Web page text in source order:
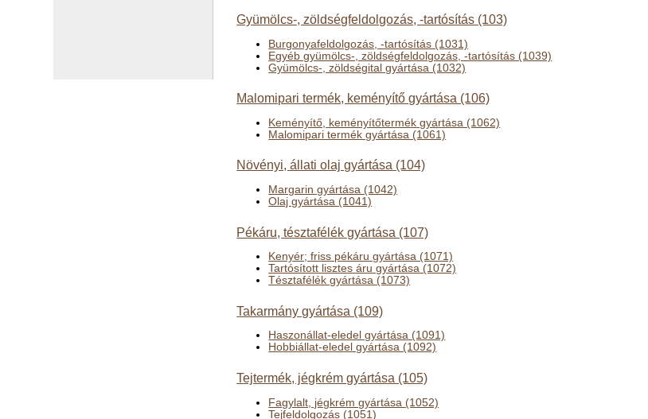
Gyümölcs-, zöldségfeldolgozás, -tartósítás (103)
Burgonyafeldolgozás, -tartósítás (1031)
Egyéb gyümölcs-, zöldségfeldolgozás, -tartósítás (1039)
Gyümölcs-, zöldségital gyártása (1032)
Malomipari termék, keményítő gyártása (106)
Keményítő, keményítőtermék gyártása (1062)
Malomipari termék gyártása (1061)
Növényi, állati olaj gyártása (104)
Margarin gyártása (1042)
Olaj gyártása (1041)
Pékáru, tésztafélék gyártása (107)
Kenyér; friss pékáru gyártása (1071)
Tartósított lisztes áru gyártása (1072)
Tésztafélék gyártása (1073)
Takarmány gyártása (109)
Haszonállat-eledel gyártása (1091)
Hobbiállat-eledel gyártása (1092)
Tejtermék, jégkrém gyártása (105)
Fagylalt, jégkrém gyártása (1052)
Tejfeldolgozás (1051)